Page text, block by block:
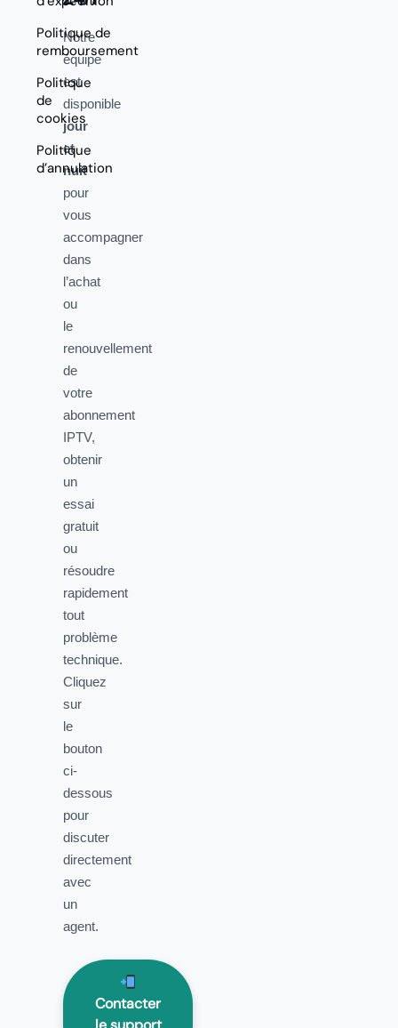
Politique de
remboursement
Politique
de
cookies
Politique
d’annulation
Notre
équipe
est
disponible
jour
et
nuit
pour
vous
accompagner
dans
l’achat
ou
le
renouvellement
de
votre
abonnement
IPTV,
obtenir
un
essai
gratuit
ou
résoudre
rapidement
tout
problème
technique.
Cliquez
sur
le
bouton
ci-
dessous
pour
discuter
directement
avec
un
agent.
Contacter